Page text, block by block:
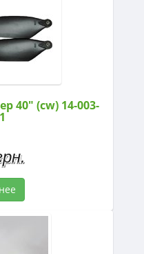
40" (cw) 14-003-